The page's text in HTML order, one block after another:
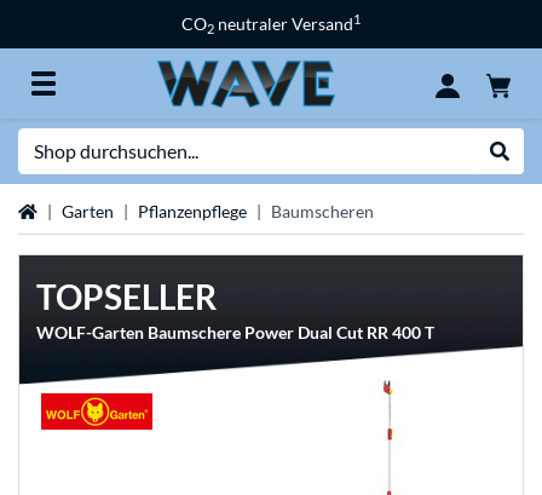
CO2 neutraler Versand1
StartseiteGarten Pflanzenpflege Baumscheren
TOPSELLER
WOLF-Garten Baumschere Power Dual Cut RR 400 T